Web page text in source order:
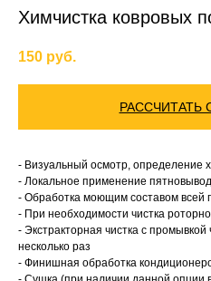
Химчистка ковровых
150 руб.
РАССЧИТАТЬ
- Визуальный осмотр, определение
- Локальное применение
- Обработка моющим составом всей
- При необходимости чистка
- Экстракторная чистка с
несколько раз
- Финишная обработка